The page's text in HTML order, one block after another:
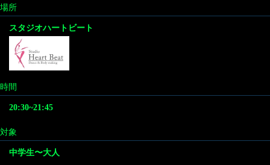
場所
スタジオハートビート
時間
20:30~21:45
対象
中学生〜大人